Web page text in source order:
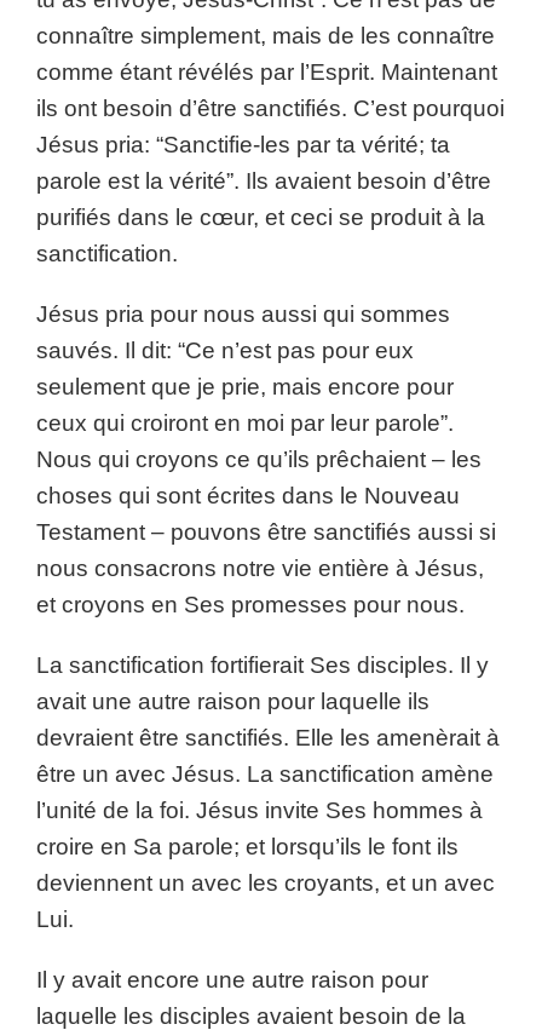
connaître simplement, mais de les connaître
comme étant révélés par l’Esprit. Maintenant
ils ont besoin d’être sanctifiés. C’est pourquoi
Jésus pria: “Sanctifie-les par ta vérité; ta
parole est la vérité”. Ils avaient besoin d’être
purifiés dans le cœur, et ceci se produit à la
sanctification.
Jésus pria pour nous aussi qui sommes
sauvés. Il dit: “Ce n’est pas pour eux
seulement que je prie, mais encore pour
ceux qui croiront en moi par leur parole”.
Nous qui croyons ce qu’ils prêchaient – les
choses qui sont écrites dans le Nouveau
Testament – pouvons être sanctifiés aussi si
nous consacrons notre vie entière à Jésus,
et croyons en Ses promesses pour nous.
La sanctification fortifierait Ses disciples. Il y
avait une autre raison pour laquelle ils
devraient être sanctifiés. Elle les amenèrait à
être un avec Jésus. La sanctification amène
l’unité de la foi. Jésus invite Ses hommes à
croire en Sa parole; et lorsqu’ils le font ils
deviennent un avec les croyants, et un avec
Lui.
Il y avait encore une autre raison pour
laquelle les disciples avaient besoin de la